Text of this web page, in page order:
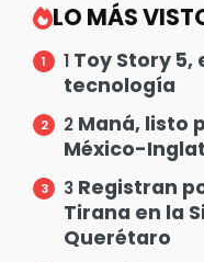
LO MÁS
1 Toy Story 5,
tecnología
2 Maná, listo
México-
3 Registran
Tirana en la
Querétaro